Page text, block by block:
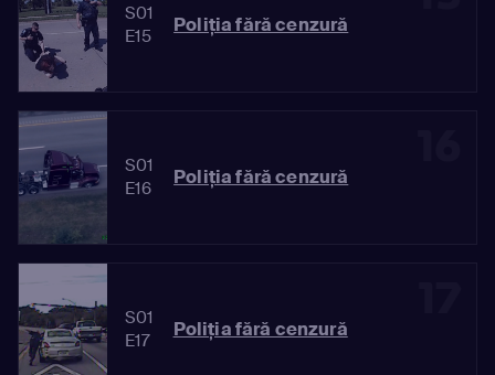
S01
E15
Poliția fără cenzură
S01
E16
Poliția fără cenzură
S01
E17
Poliția fără cenzură